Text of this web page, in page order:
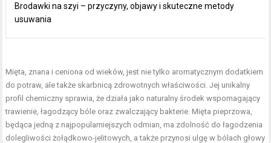
Brodawki na szyi – przyczyny, objawy i skuteczne metody
usuwania
Mięta, znana i ceniona od wieków, jest nie tylko aromatycznym dodatkiem
do potraw, ale także skarbnicą zdrowotnych właściwości. Jej unikalny
profil chemiczny sprawia, że działa jako naturalny środek wspomagający
trawienie, łagodzący bóle oraz zwalczający bakterie. Mięta pieprzowa,
będąca jedną z najpopularniejszych odmian, ma zdolność do łagodzenia
dolegliwości żołądkowo-jelitowych, a także przynosi ulgę w bólach głowy